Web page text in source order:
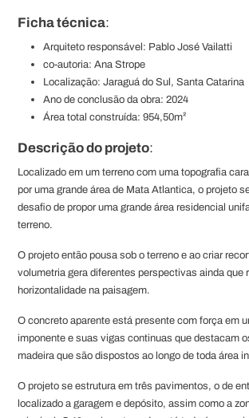
Ficha técnica:
Arquiteto responsável: Pablo José Vailatti
co-autoria: Ana Strope
Localização: Jaraguá do Sul, Santa Catarina
Ano de conclusão da obra: 2024
Área total construída: 954,50m²
Descrição do projeto:
Localizado em um terreno com uma topografia
por uma grande área de Mata Atlantica, o projeto
desafio de propor uma grande área residencial
terreno.
O projeto então pousa sob o terreno e ao criar
volumetria gera diferentes perspectivas ainda que
horizontalidade na paisagem.
O concreto aparente está presente com força em
imponente e suas vigas continuas que destacam
madeira que são dispostos ao longo de toda área
O projeto se estrutura em três pavimentos, o de
localizado a garagem e depósito, assim como a